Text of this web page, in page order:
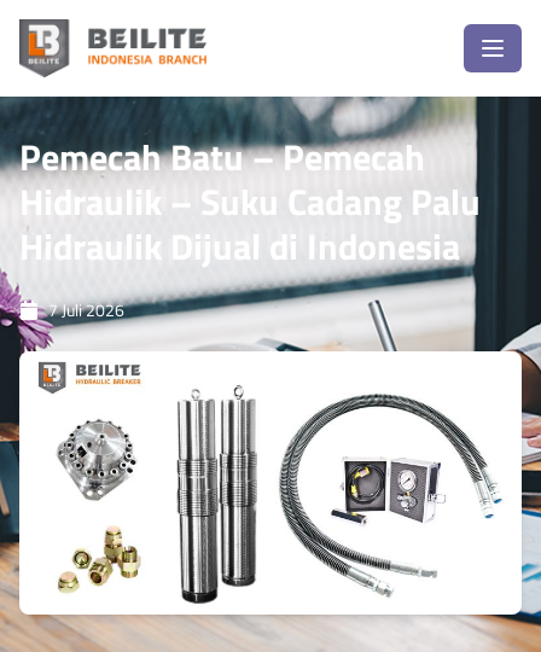
Pemecah Batu – Pemecah
Hidraulik – Suku Cadang Palu
Hidraulik Dijual di Indonesia
7 Juli 2026